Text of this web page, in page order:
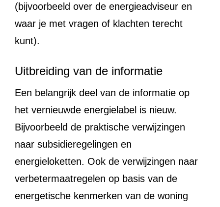
(bijvoorbeeld over de energieadviseur en
waar je met vragen of klachten terecht
kunt).
Uitbreiding van de informatie
Een belangrijk deel van de informatie op
het vernieuwde energielabel is nieuw.
Bijvoorbeeld de praktische verwijzingen
naar subsidieregelingen en
energieloketten. Ook de verwijzingen naar
verbetermaatregelen op basis van de
energetische kenmerken van de woning